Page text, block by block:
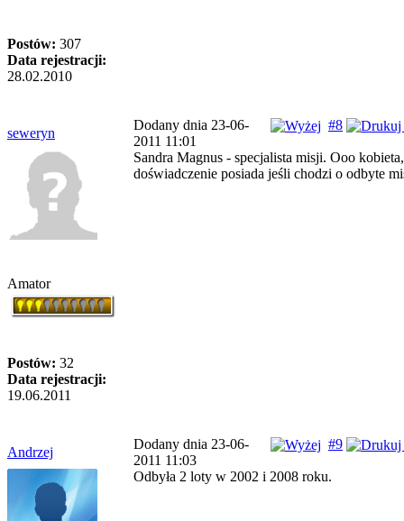
Postów: 307
Data rejestracji:
28.02.2010
seweryn
#8
Dodany dnia 23-06-
2011 11:01
Amator
Postów: 32
Data rejestracji:
19.06.2011
Sandra Magnus - specjalista misji. Ooo
doświadczenie posiada jeśli chodzi o odbyte
Andrzej
#9
Dodany dnia 23-06-
2011 11:03
Odbyła 2 loty w 2002 i 2008 roku.